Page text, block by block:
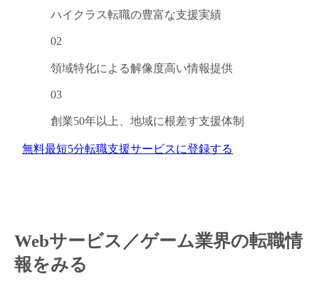
ハイクラス転職の豊富な支援実績
02
領域特化による解像度高い情報提供
03
創業50年以上、地域に根差す支援体制
無料最短5分転職支援サービスに登録する
Webサービス／ゲーム業界の転職情
報をみる